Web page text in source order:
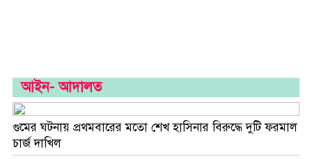
আইন- আদালত
গুমের ঘটনায় প্রথমবারের মতো শেখ হাসিনার বিরুদ্ধে দুটি ফরমাল
চার্জ দাখিল